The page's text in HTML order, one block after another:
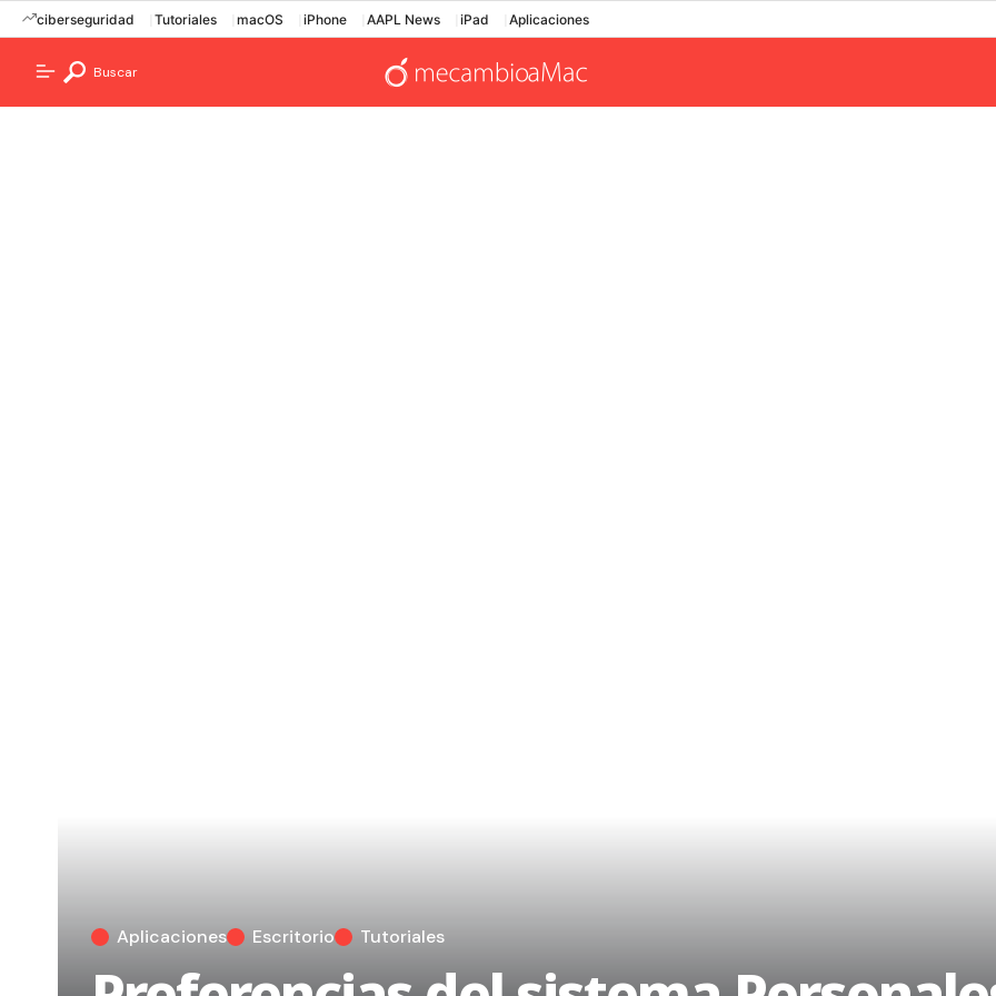
ciberseguridad Tutoriales macOS iPhone AAPL News iPad Aplicaciones
Buscar
Aplicaciones Escritorio Tutoriales